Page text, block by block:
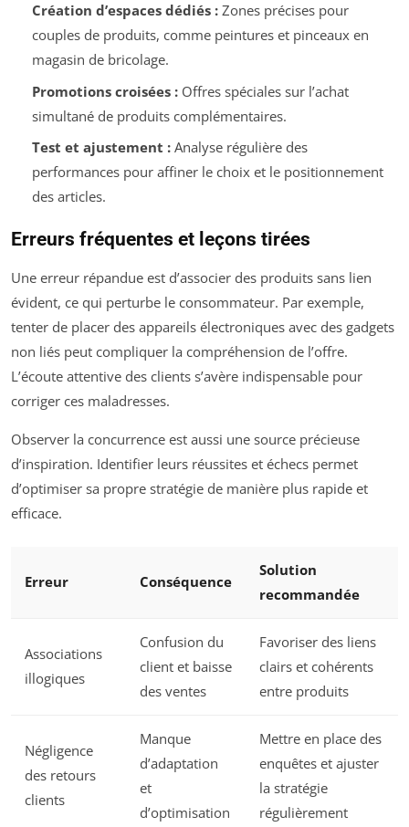
Création d’espaces dédiés :Zones précises pour
couples de produits, comme peintures et pinceaux en
magasin de bricolage.
Promotions croisées :Offres spéciales sur l’achat
simultané de produits complémentaires.
Test et ajustement :Analyse régulière des
performances pour affiner le choix et le positionnement
des articles.
Erreurs fréquentes et leçons tirées
Une erreur répandue est d’associer des produits sans lien
évident, ce qui perturbe le consommateur. Par exemple,
tenter de placer des appareils électroniques avec des gadgets
non liés peut compliquer la compréhension de l’offre.
L’écoute attentive des clients s’avère indispensable pour
corriger ces maladresses.
Observer la concurrence est aussi une source précieuse
d’inspiration. Identifier leurs réussites et échecs permet
d’optimiser sa propre stratégie de manière plus rapide et
efficace.
Erreur Conséquence
Solution
recommandée
Associations
illogiques
Confusion du
client et baisse
des ventes
Favoriser des liens
clairs et cohérents
entre produits
Négligence
des retours
clients
Manque
d’adaptation
et
d’optimisation
Mettre en place des
enquêtes et ajuster
la stratégie
régulièrement